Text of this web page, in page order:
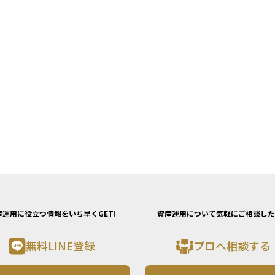
運用に役立つ情報をいち早くGET!
無料LINE登録
資産運用について気軽にご相談し
プロへ相談する